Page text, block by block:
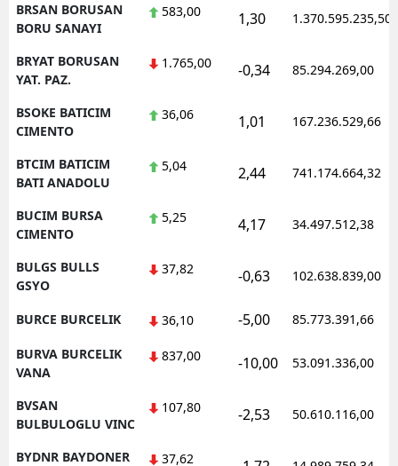
BRSAN BORUSAN
BORU SANAYI
583,00 1,30 1.370.595.235,50
BRYAT BORUSAN
YAT. PAZ.
1.765,00 -0,34 85.294.269,00
BSOKE BATICIM
CIMENTO
36,06 1,01 167.236.529,66
BTCIM BATICIM
BATI ANADOLU
5,04 2,44 741.174.664,32
BUCIM BURSA
CIMENTO
5,25 4,17 34.497.512,38
BULGS BULLS
GSYO
37,82 -0,63 102.638.839,00
BURCE BURCELIK 36,10 -5,00 85.773.391,66
BURVA BURCELIK
VANA
837,00 -10,00 53.091.336,00
BVSAN
BULBULOGLU VINC
107,80 -2,53 50.610.116,00
BYDNR BAYDONER 37,62